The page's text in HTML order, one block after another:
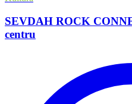
SEVDAH ROCK
centru